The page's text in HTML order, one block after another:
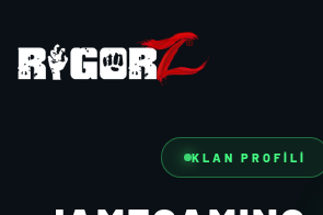
KLAN PROFILI